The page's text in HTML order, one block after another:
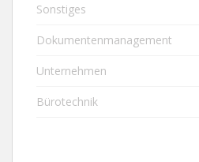
Sonstiges
Dokumentenmanagement
Unternehmen
Bürotechnik